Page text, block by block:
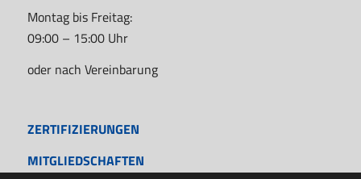
Montag bis Freitag:
09:00 – 15:00 Uhr
oder nach Vereinbarung
ZERTIFIZIERUNGEN
MITGLIEDSCHAFTEN